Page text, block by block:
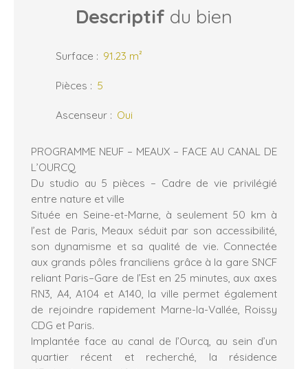
Descriptif du bien
Surface : 91.23 m²
Pièces : 5
Ascenseur : Oui
PROGRAMME NEUF – MEAUX – FACE AU CANAL DE
L’OURCQ
Du studio au 5 pièces – Cadre de vie privilégié
entre nature et ville
Située en Seine-et-Marne, à seulement 50 km à
l’est de Paris, Meaux séduit par son accessibilité,
son dynamisme et sa qualité de vie. Connectée
aux grands pôles franciliens grâce à la gare SNCF
reliant Paris–Gare de l’Est en 25 minutes, aux axes
RN3, A4, A104 et A140, la ville permet également
de rejoindre rapidement Marne-la-Vallée, Roissy
CDG et Paris.
Implantée face au canal de l’Ourcq, au sein d’un
quartier récent et recherché, la résidence